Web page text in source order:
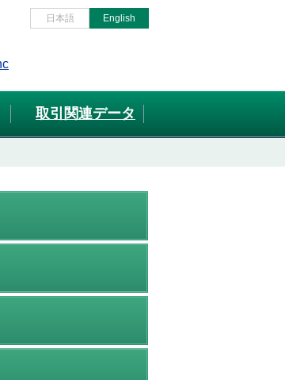
日本語 English
取引関連データ